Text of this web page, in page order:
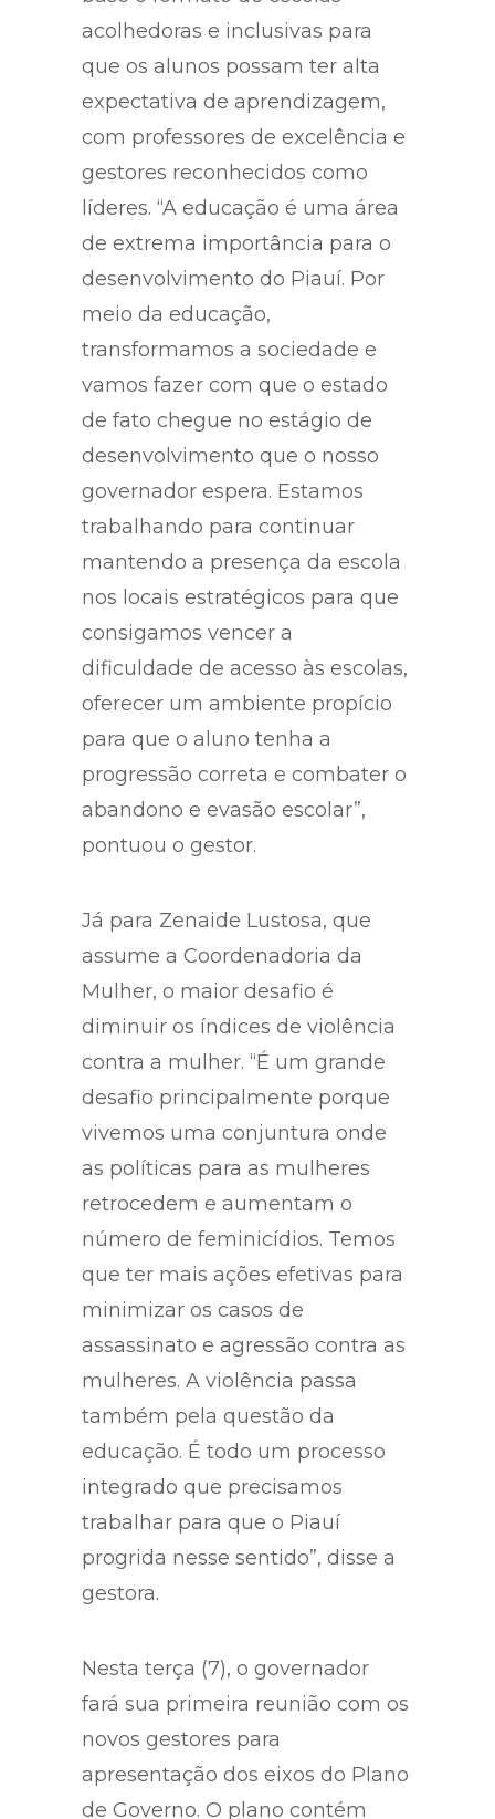
acolhedoras e inclusivas para
que os alunos possam ter alta
expectativa de aprendizagem,
com professores de excelência e
gestores reconhecidos como
líderes. “A educação é uma área
de extrema importância para o
desenvolvimento do Piauí. Por
meio da educação,
transformamos a sociedade e
vamos fazer com que o estado
de fato chegue no estágio de
desenvolvimento que o nosso
governador espera. Estamos
trabalhando para continuar
mantendo a presença da escola
nos locais estratégicos para que
consigamos vencer a
dificuldade de acesso às escolas,
oferecer um ambiente propício
para que o aluno tenha a
progressão correta e combater o
abandono e evasão escolar”,
pontuou o gestor.
Já para Zenaide Lustosa, que
assume a Coordenadoria da
Mulher, o maior desafio é
diminuir os índices de violência
contra a mulher. “É um grande
desafio principalmente porque
vivemos uma conjuntura onde
as políticas para as mulheres
retrocedem e aumentam o
número de feminicídios. Temos
que ter mais ações efetivas para
minimizar os casos de
assassinato e agressão contra as
mulheres. A violência passa
também pela questão da
educação. É todo um processo
integrado que precisamos
trabalhar para que o Piauí
progrida nesse sentido”, disse a
gestora.
Nesta terça (7), o governador
fará sua primeira reunião com os
novos gestores para
apresentação dos eixos do Plano
de Governo. O plano contém